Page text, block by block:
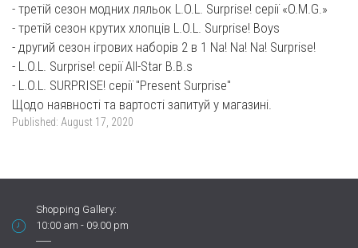
- третій сезон модних ляльок L.O.L. Surprise! серії «O.M.G.»
- третій сезон крутих хлопців L.O.L. Surprise! Boys
- другий cезон ігрових наборів 2 в 1 Na! Na! Na! Surprise!
- L.O.L. Surprise! серії All-Star B.B.s
- L.O.L. SURPRISE! серії "Present Surprise"
Щодо наявності та вартості запитуй у магазині.
Published: August 17, 2020
Shopping Gallery:
10:00 am - 09.00 pm